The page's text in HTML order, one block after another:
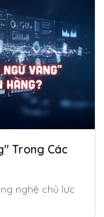
Trong Các
nghệ chủ lực